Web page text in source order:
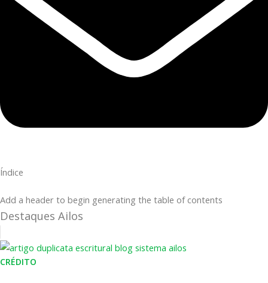
Índice
Add a header to begin generating the table of contents
Destaques Ailos
CRÉDITO